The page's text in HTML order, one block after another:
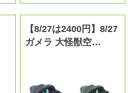
【8/27は2400円】8/27
ガメラ 大怪獣空…